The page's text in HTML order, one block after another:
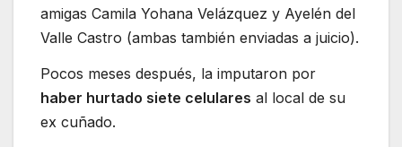
amigas Camila Yohana Velázquez y Ayelén del
Valle Castro (ambas también enviadas a juicio).
Pocos meses después, la imputaron por
haber hurtado siete celulares al local de su
ex cuñado.